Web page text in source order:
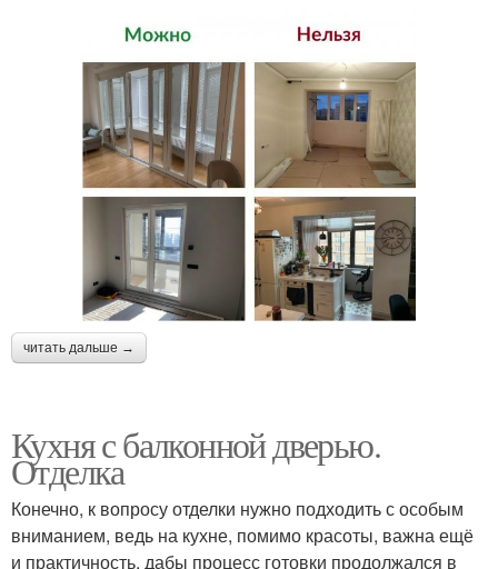
читать дальше →
Кухня с балконной дверью.
Отделка
Конечно, к вопросу отделки нужно подходить с особым
вниманием, ведь на кухне, помимо красоты, важна ещё
и практичность, дабы процесс готовки продолжался в